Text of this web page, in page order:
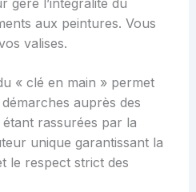
gère l’intégralité du
aux peintures. Vous
valises.
« clé en main » permet
auprès des
rassurées par la
unique garantissant la
le respect strict des